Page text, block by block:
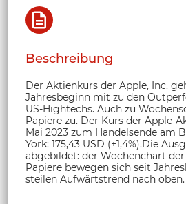
Beschreibung
Der Aktienkurs der Apple, Inc.
Jahresbeginn mit zu den
US-Hightechs. Auch zu
Papiere zu. Der Kurs der Apple-
Mai 2023 zum Handelsende am
York: 175,43 USD (+1,4%).Die
abgebildet: der Wochenchart
Papiere bewegen sich seit
steilen Aufwärtstrend nach oben.